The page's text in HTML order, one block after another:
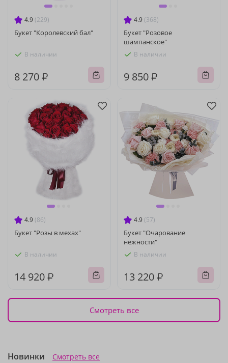
4.9 (229)
Букет "Королевский бал"
В наличии
8 270 ₽
4.9 (368)
Букет "Розовое
шампанское"
В наличии
9 850 ₽
4.9 (86)
Букет "Розы в мехах"
В наличии
14 920 ₽
4.9 (57)
Букет "Очарование
нежности"
В наличии
13 220 ₽
Смотреть все
Новинки Смотреть все